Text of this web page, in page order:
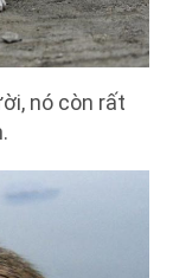
nó còn rất